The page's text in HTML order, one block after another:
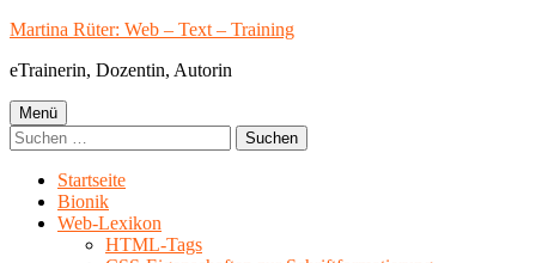
Springe
Inhalt
Martina Rüter: Web – Text – Training
eTrainerin, Dozentin, Autorin
Primäres
Menü
Menü
Suchen
nach:
Startseite
Bionik
Web-Lexikon
HTML-Tags